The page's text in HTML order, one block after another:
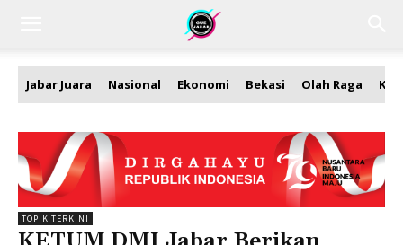
Jabar Juara Nasional Ekonomi Bekasi Olah Raga
TOPIK TERKINI